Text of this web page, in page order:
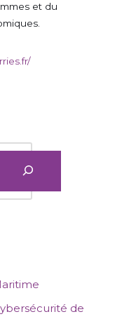
et du
de